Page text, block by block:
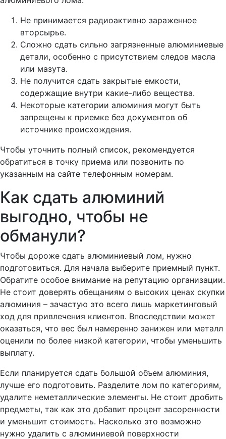
Не принимается радиоактивно зараженное
вторсырье.
Сложно сдать сильно загрязненные алюминиевые
детали, особенно с присутствием следов масла
или мазута.
Не получится сдать закрытые емкости,
содержащие внутри какие-либо вещества.
Некоторые категории алюминия могут быть
запрещены к приемке без документов об
источнике происхождения.
Чтобы уточнить полный список, рекомендуется
обратиться в точку приема или позвонить по
указанным на сайте телефонным номерам.
Как сдать алюминий
выгодно, чтобы не
обманули?
Чтобы дороже сдать алюминиевый лом, нужно
подготовиться. Для начала выберите приемный пункт.
Обратите особое внимание на репутацию организации.
Не стоит доверять обещаниям о высоких ценах скупки
алюминия – зачастую это всего лишь маркетинговый
ход для привлечения клиентов. Впоследствии может
оказаться, что вес был намеренно занижен или металл
оценили по более низкой категории, чтобы уменьшить
выплату.
Если планируется сдать большой объем алюминия,
лучше его подготовить. Разделите лом по категориям,
удалите неметаллические элементы. Не стоит дробить
предметы, так как это добавит процент засоренности
и уменьшит стоимость. Насколько это возможно
нужно удалить с алюминиевой поверхности